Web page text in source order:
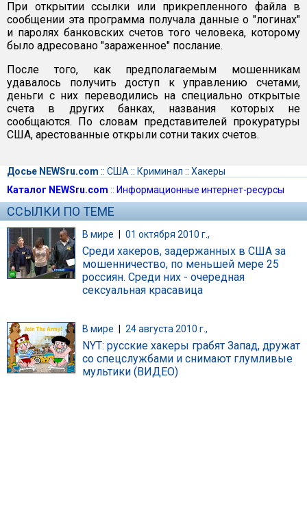
При открытии ссылки или прикрепленного файла в
сообщении эта программа получала данные о "логинах"
и паролях банковских счетов того человека, которому
было адресовано "зараженное" послание.
После того, как предполагаемым мошенникам
удавалось получить доступ к управлению счетами,
деньги с них переводились на специально открытые
счета в других банках, названия которых не
сообщаются. По словам представителей прокуратуры
США, арестованные открыли сотни таких счетов.
Досье NEWSru.com :: США :: Криминал :: Хакеры
Каталог NEWSru.com :: Информационные интернет-ресурсы
ССЫЛКИ ПО ТЕМЕ
В мире | 01 октября 2010 г.,
Среди хакеров, задержанных в США за
мошенничество, по меньшей мере 25
россиян. Среди них - очередная
сексуальная красавица
В мире 24 августа 2010 г.,
NYT: русские хакеры грабят Запад, дружат
со спецслужбами и снимают глумливые
мультики (ВИДЕО)